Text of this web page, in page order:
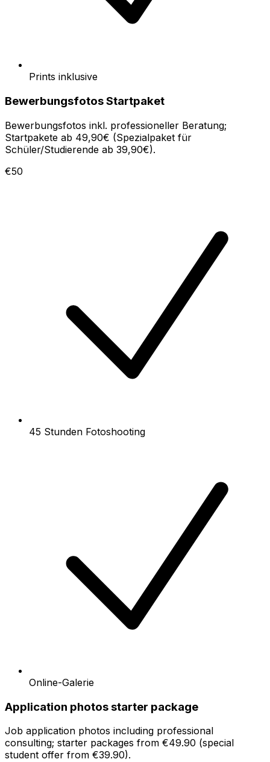
Prints inklusive
Bewerbungsfotos Startpaket
Bewerbungsfotos inkl. professioneller Beratung;
Startpakete ab 49,90€ (Spezialpaket für
Schüler/Studierende ab 39,90€).
€50
45 Stunden Fotoshooting
Online-Galerie
Application photos starter package
Job application photos including professional
consulting; starter packages from €49.90 (special
student offer from €39.90).